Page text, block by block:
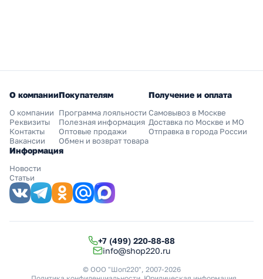
О компании
О компании
Реквизиты
Контакты
Вакансии
Покупателям
Программа лояльности
Полезная информация
Оптовые продажи
Обмен и возврат товара
Получение и оплата
Самовывоз в Москве
Доставка по Москве и МО
Отправка в города России
Информация
Новости
Статьи
+7 (499) 220-88-88
info@shop220.ru
© ООО "Шоп220", 2007-2026